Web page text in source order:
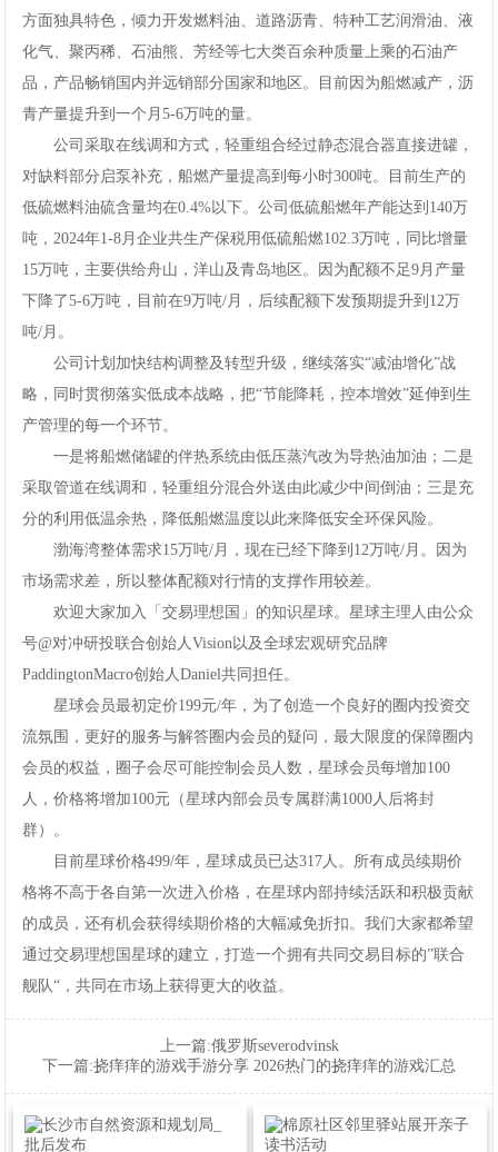
方面独具特色，倾力开发燃料油、道路沥青、特种工艺润滑油、液
化气、聚丙稀、石油熊、芳经等七大类百余种质量上乘的石油产
品，产品畅销国内并远销部分国家和地区。目前因为船燃减产，沥
青产量提升到一个月5-6万吨的量。
公司采取在线调和方式，轻重组合经过静态混合器直接进罐，
对缺料部分启泵补充，船燃产量提高到每小时300吨。目前生产的
低硫燃料油硫含量均在0.4%以下。公司低硫船燃年产能达到140万
吨，2024年1-8月企业共生产保税用低硫船燃102.3万吨，同比增量
15万吨，主要供给舟山，洋山及青岛地区。因为配额不足9月产量
下降了5-6万吨，目前在9万吨/月，后续配额下发预期提升到12万
吨/月。
公司计划加快结构调整及转型升级，继续落实“减油增化”战
略，同时贯彻落实低成本战略，把“节能降耗，控本增效”延伸到生
产管理的每一个环节。
一是将船燃储罐的伴热系统由低压蒸汽改为导热油加油；二是
采取管道在线调和，轻重组分混合外送由此减少中间倒油；三是充
分的利用低温余热，降低船燃温度以此来降低安全环保风险。
渤海湾整体需求15万吨/月，现在已经下降到12万吨/月。因为
市场需求差，所以整体配额对行情的支撑作用较差。
欢迎大家加入「交易理想国」的知识星球。星球主理人由公众
号@对冲研投联合创始人Vision以及全球宏观研究品牌
PaddingtonMacro创始人Daniel共同担任。
星球会员最初定价199元/年，为了创造一个良好的圈内投资交
流氛围，更好的服务与解答圈内会员的疑问，最大限度的保障圈内
会员的权益，圈子会尽可能控制会员人数，星球会员每增加100
人，价格将增加100元（星球内部会员专属群满1000人后将封
群）。
目前星球价格499/年，星球成员已达317人。所有成员续期价
格将不高于各自第一次进入价格，在星球内部持续活跃和积极贡献
的成员，还有机会获得续期价格的大幅减免折扣。我们大家都希望
通过交易理想国星球的建立，打造一个拥有共同交易目标的”联合
舰队“，共同在市场上获得更大的收益。
上一篇:俄罗斯severodvinsk
下一篇:挠痒痒的游戏手游分享2026热门的挠痒痒的游戏汇总